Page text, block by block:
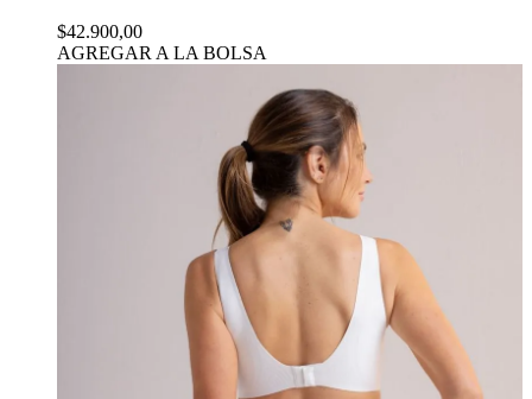
$42.900,00
AGREGAR A LA BOLSA